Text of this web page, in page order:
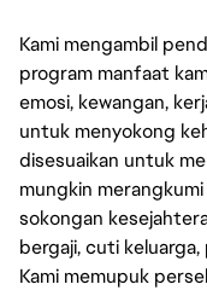
Kami mengambil
program manfaat
emosi, kewangan,
untuk menyokong
disesuaikan untuk
mungkin
sokongan
bergaji, cuti
Kami memupuk